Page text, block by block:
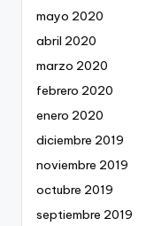
mayo 2020
abril 2020
marzo 2020
febrero 2020
enero 2020
diciembre 2019
noviembre 2019
octubre 2019
septiembre 2019